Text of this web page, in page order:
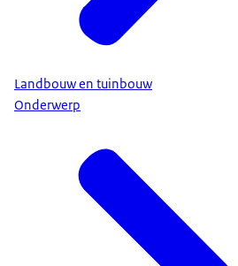
Landbouw en tuinbouw
Onderwerp